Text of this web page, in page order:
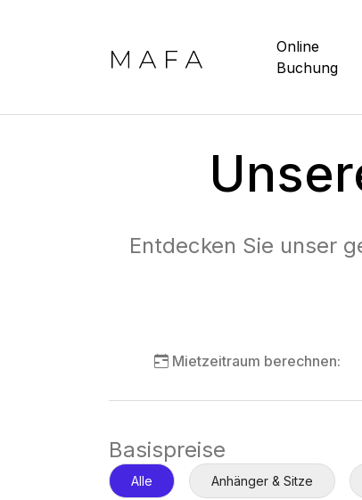
Online
Buchung
Entdecken Sie unser
Mietzeitraum berechnen:
Basispreise
Alle Anhänger & Sitze